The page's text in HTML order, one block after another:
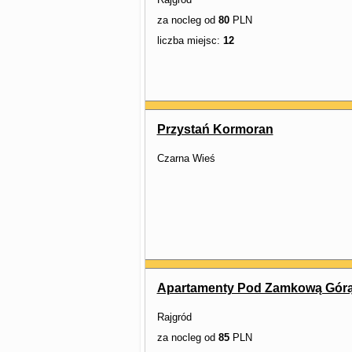
za nocleg od 80PLN
liczba miejsc: 12
Przystań Kormoran
Czarna Wieś
Apartamenty Pod Zamkową
Rajgród
za nocleg od 85PLN